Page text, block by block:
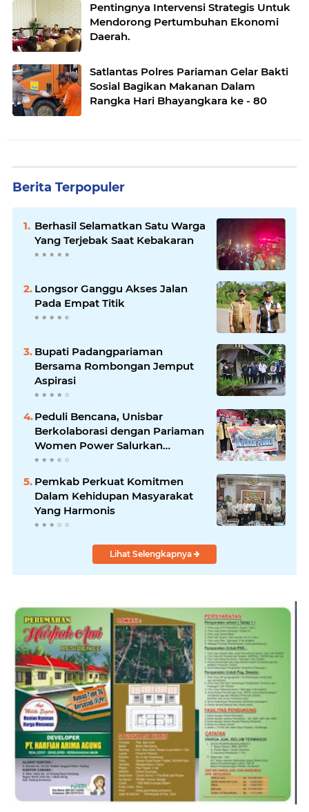
Pentingnya Intervensi Strategis Untuk
Mendorong Pertumbuhan Ekonomi
Daerah.
Satlantas Polres Pariaman Gelar Bakti
Sosial Bagikan Makanan Dalam
Rangka Hari Bhayangkara ke - 80
Berita Terpopuler
Berhasil Selamatkan Satu Warga
Yang Terjebak Saat Kebakaran
Longsor Ganggu Akses Jalan
Pada Empat Titik
Bupati Padangpariaman
Bersama Rombongan Jemput
Aspirasi
Peduli Bencana, Unisbar
Berkolaborasi dengan Pariaman
Women Power Salurkan
Bantuan untuk Korban Banjir di
Padang
Pemkab Perkuat Komitmen
Dalam Kehidupan Masyarakat
Yang Harmonis
Lihat Selengkapnya